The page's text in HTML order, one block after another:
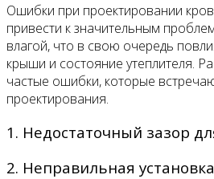
Ошибки при проектировании
привести к значительным
влагой, что в свою очередь
крыши и состояние утеплителя.
частые ошибки, которые
проектирования.
1. Недостаточный зазор
2. Неправильная